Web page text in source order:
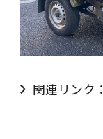
関連リンク：